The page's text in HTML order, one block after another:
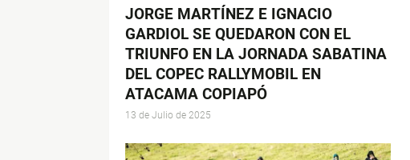
JORGE MARTÍNEZ E IGNACIO
GARDIOL SE QUEDARON CON EL
TRIUNFO EN LA JORNADA SABATINA
DEL COPEC RALLYMOBIL EN
ATACAMA COPIAPÓ
13 de Julio de 2025